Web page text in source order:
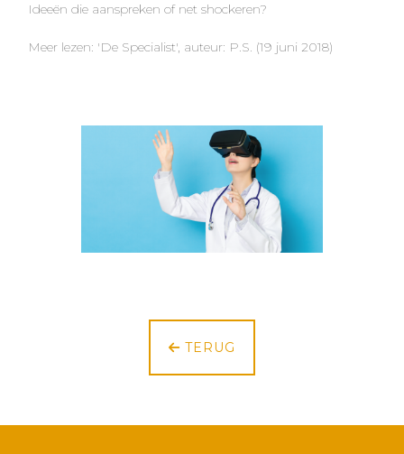
Ideeën die aanspreken of net shockeren?
Meer lezen: 'De Specialist', auteur: P.S. (19 juni 2018)
TERUG